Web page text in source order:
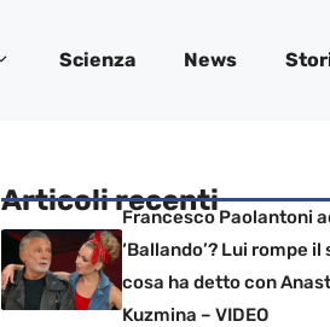
Scienza News
Articoli recentiFrancesco Paolantoni
‘Ballando’? Lui rompe il
cosa ha detto con
Kuzmina – VIDEO